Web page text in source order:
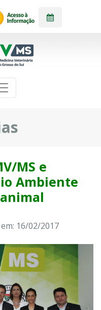
MS e
Ambiente
16/02/2017